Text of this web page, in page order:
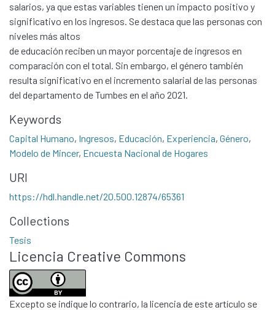
Communities & Collections
All of DSpace
Statistics
Contacto
Políticas
salarios, ya que estas variables tienen un impacto positivo y
significativo en los ingresos. Se destaca que las personas con
niveles más altos
de educación reciben un mayor porcentaje de ingresos en
comparación con el total. Sin embargo, el género también
resulta significativo en el incremento salarial de las personas
del departamento de Tumbes en el año 2021.
Keywords
Capital Humano, Ingresos, Educación, Experiencia, Género,
Modelo de Mincer, Encuesta Nacional de Hogares
URI
https://hdl.handle.net/20.500.12874/65361
Collections
Tesis
Licencia Creative Commons
Excepto se indique lo contrario, la licencia de este artículo se